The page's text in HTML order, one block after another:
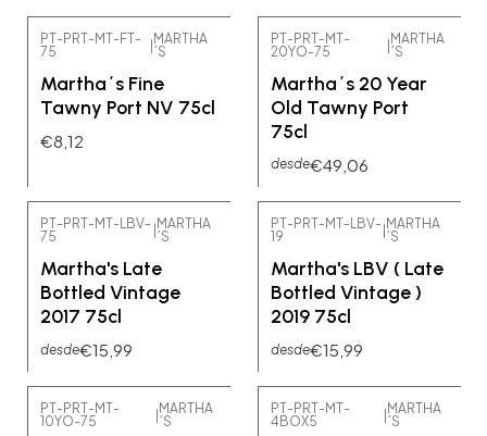
PT-PRT-MT-FT-
75
|MARTHA
´S
Martha´s Fine
Tawny Port NV 75cl
€8,12
PT-PRT-MT-
20YO-75
|MARTHA
´S
Martha´s 20 Year
Old Tawny Port
75cl
desde€49,06
PT-PRT-MT-LBV-
75
MARTHA
´S
Martha's Late
Bottled Vintage
2017 75cl
desde€15,99
PT-PRT-MT-LBV-
19
MARTHA
´S
Martha's LBV ( Late
Bottled Vintage )
2019 75cl
desde€15,99
PT-PRT-MT-
10YO-75
MARTHA
´S
PT-PRT-MT-
4BOX5
MARTHA
´S